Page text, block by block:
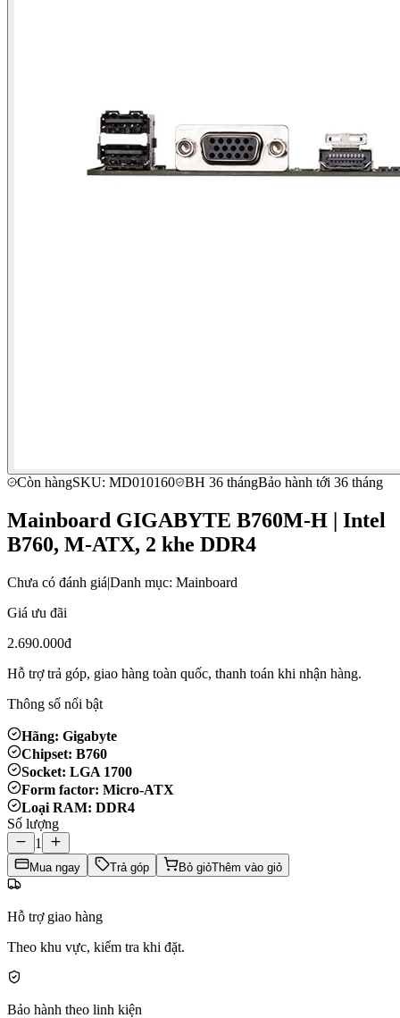
Còn hàngSKU: MD010160 BH 36 thángBảo hành tới 36 tháng
Mainboard GIGABYTE B760M-H | Intel
B760, M-ATX, 2 khe DDR4
Chưa có đánh giá|Danh mục: Mainboard
Giá ưu đãi
2.690.000đ
Hỗ trợ trả góp, giao hàng toàn quốc, thanh toán khi nhận hàng.
Thông số nổi bật
Hãng: Gigabyte
Chipset: B760
Socket: LGA 1700
Form factor: Micro-ATX
Loại RAM: DDR4
Số lượng
1
Mua ngay Trả góp Bỏ giỏThêm vào giỏ
Hỗ trợ giao hàng
Theo khu vực, kiểm tra khi đặt.
Bảo hành theo linh kiện